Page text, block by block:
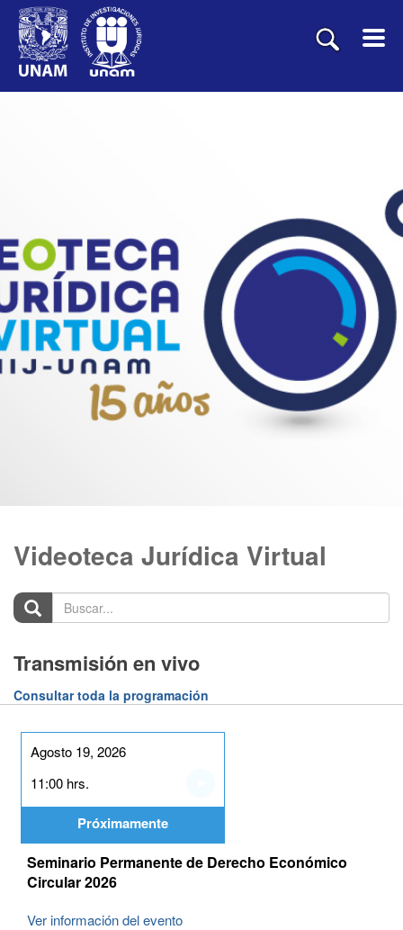
Videoteca Jurídica Virtual
Buscar...
Transmisión en vivo
Consultar toda la programación
Agosto 19, 2026
11:00 hrs.
Próximamente
Seminario Permanente de Derecho Económico
Circular 2026
Ver información del evento